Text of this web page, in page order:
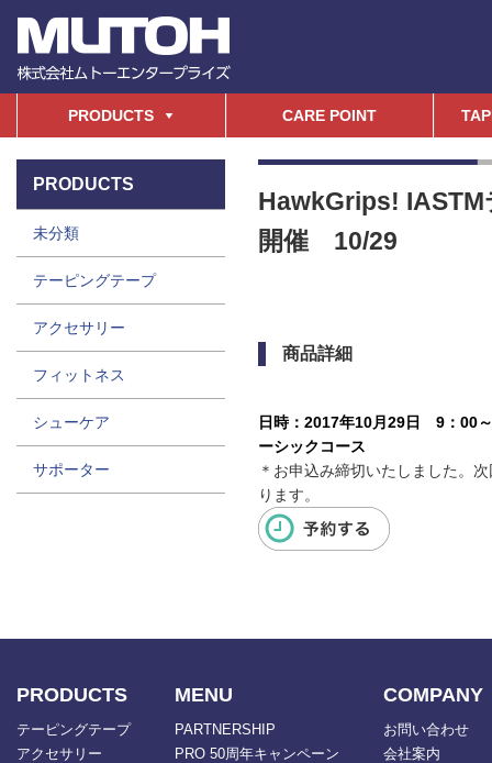
PRODUCTS CARE POINT
HawkGrips!
開催 10/29
商品詳細
日時：2017年10月29日 9：00
ーシックコース
＊お申込み締切いたしました。
ります。
PRODUCTS
未分類
テーピングテープ
アクセサリー
フィットネス
シューケア
サポーター
PRODUCTS
テーピングテープ
アクセサリー
MENU
PARTNERSHIP
PRO 50周年キャンペーン
COMPANY
お問い合わせ
会社案内